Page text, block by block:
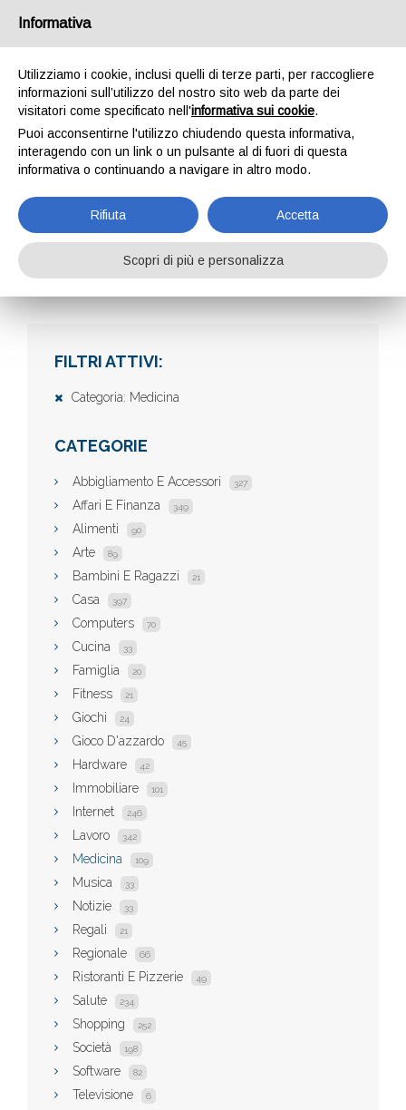
AZIENDE
Aziende
FILTRI ATTIVI:
Categoria: Medicina
CATEGORIE
Abbigliamento E Accessori 327
Affari E Finanza 349
Alimenti 90
Arte 89
Bambini E Ragazzi 21
Casa 397
Computers 70
Cucina 33
Famiglia 20
Fitness 21
Giochi 24
Gioco D'azzardo 45
Hardware 42
Immobiliare 101
Internet 246
Lavoro 342
Medicina 109
Musica 33
Notizie 33
Regali 21
Regionale 66
Ristoranti E Pizzerie 49
Salute 234
Shopping 252
Società 198
Software 82
Televisione 6
Informativa
Utilizziamo i cookie, inclusi quelli di terze parti, per raccogliere
informazioni sull’utilizzo del nostro sito web da parte dei
visitatori come specificato nell'informativa sui cookie.
Puoi acconsentirne l'utilizzo chiudendo questa informativa,
interagendo con un link o un pulsante al di fuori di questa
informativa o continuando a navigare in altro modo.
Rifiuta Accetta
Scopri di più e personalizza